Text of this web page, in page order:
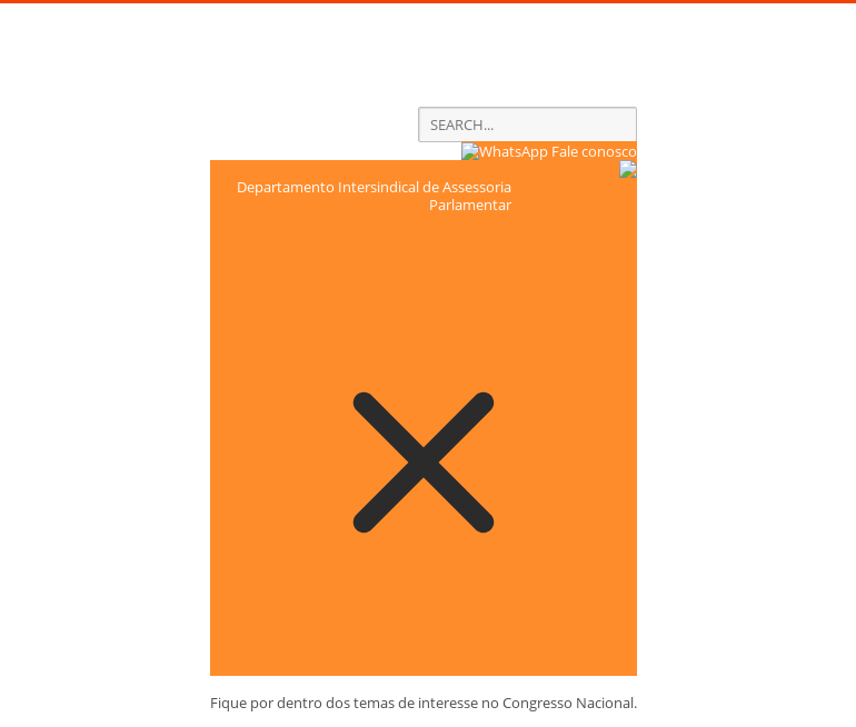
Fale conosco
Departamento Intersindical de Assessoria
Parlamentar
Fique por dentro dos temas de interesse no Congresso Nacional.